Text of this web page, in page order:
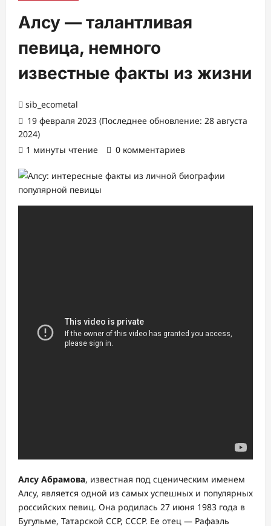
Алсу — талантливая
певица, немного
известные факты из жизни
sib_ecometal
19 февраля 2023 (Последнее обновление: 28 августа
2024)
1 минуты чтение
0 комментариев
Алсу Абрамова, известная под сценическим именем
Алсу, является одной из самых успешных и популярных
российских певиц. Она родилась 27 июня 1983 года в
Бугульме, Татарской ССР, СССР. Ее отец — Рафаэль